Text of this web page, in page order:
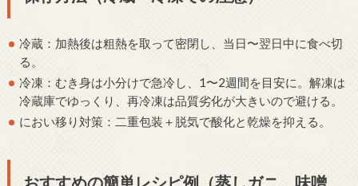
冷蔵：加熱後は粗熱を取って密閉し、当日〜翌日中に食べ切
る。
冷凍：むき身は小分けで急冷し、1〜2週間を目安に。解凍は
冷蔵庫でゆっくり、再冷凍は品質劣化が大きいので避ける。
におい移り対策：二重包装＋脱気で酸化と乾燥を抑える。
おすすめの簡単レシピ例（蒸しガニ、味噌